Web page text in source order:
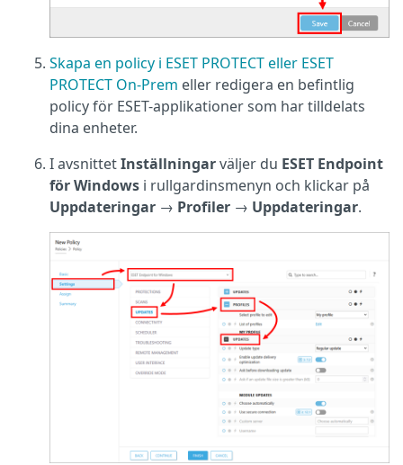
Skapa en policy i ESET PROTECT eller ESET
PROTECT On-Prem eller redigera en befintlig
policy för ESET-applikationer som har tilldelats
dina enheter.
I avsnittetInställningarväljer du ESET Endpoint
för Windows i rullgardinsmenyn och klickar på
Uppdateringar → Profiler → Uppdateringar.